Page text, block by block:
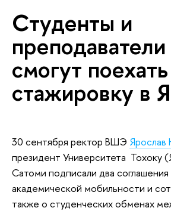
Студенты и
смогут
стажировку в
30 сентября ректор ВШЭ Ярослав
президент Университета Тохоку
Сатоми подписали два
академической мобильности и
также о студенческих обменах